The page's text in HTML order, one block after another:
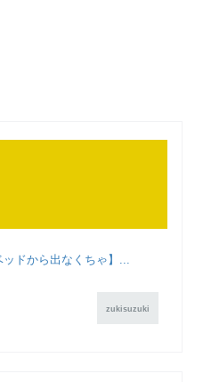
ドから出なくちゃ】...
zukisuzuki